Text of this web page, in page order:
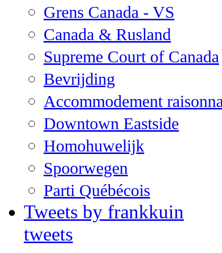
Grens Canada - VS
Canada & Rusland
Supreme Court of Canada
Bevrijding
Accommodement
Downtown Eastside
Homohuwelijk
Spoorwegen
Parti Québécois
Tweets by frankkuin
tweets